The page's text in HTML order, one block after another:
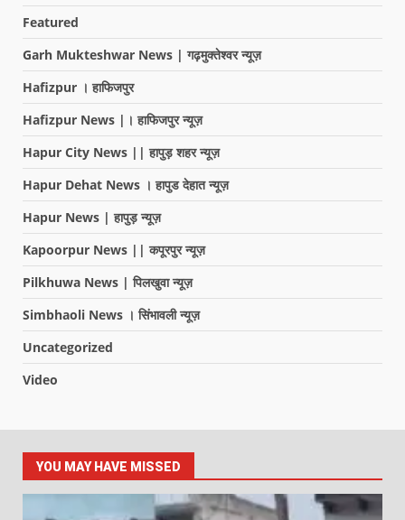
Featured
Garh Mukteshwar News | गढ़मुक्तेश्वर न्यूज़
Hafizpur । हाफिजपुर
Hafizpur News |। हाफिजपुर न्यूज़
Hapur City News || हापुड़ शहर न्यूज़
Hapur Dehat News । हापुड देहात न्यूज़
Hapur News | हापुड़ न्यूज़
Kapoorpur News || कपूरपुर न्यूज़
Pilkhuwa News | पिलखुवा न्यूज़
Simbhaoli News । सिंभावली न्यूज़
Uncategorized
Video
YOU MAY HAVE MISSED